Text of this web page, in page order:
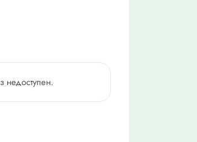
недоступен.